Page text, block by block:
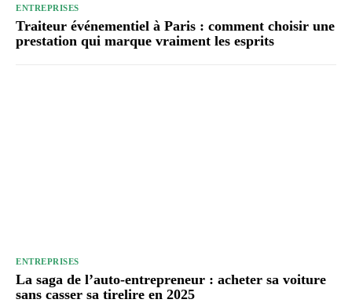
ENTREPRISES
Traiteur événementiel à Paris : comment choisir une
prestation qui marque vraiment les esprits
ENTREPRISES
La saga de l’auto-entrepreneur : acheter sa voiture
sans casser sa tirelire en 2025